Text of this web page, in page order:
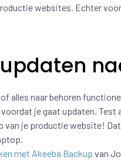
websites. Echter
alles naar behoren
je gaat updaten. Test
van je productie website!
met Akeeba Backup van